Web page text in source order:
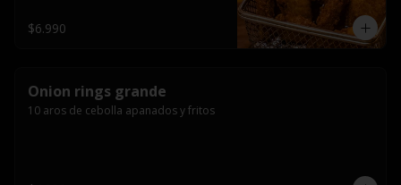
$6.990
Onion rings grande
10 aros de cebolla apanados y fritos